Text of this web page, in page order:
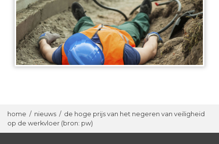
home / nieuws / de hoge prijs van het negeren van veiligheid
op de werkvloer (bron: pw)